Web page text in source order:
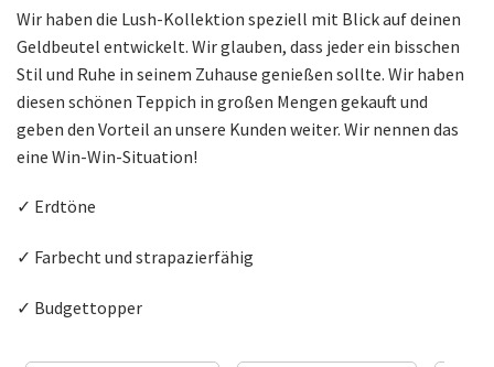
Wir haben die Lush-Kollektion speziell mit Blick auf deinen
Geldbeutel entwickelt. Wir glauben, dass jeder ein bisschen
Stil und Ruhe in seinem Zuhause genießen sollte. Wir haben
diesen schönen Teppich in großen Mengen gekauft und
geben den Vorteil an unsere Kunden weiter. Wir nennen das
eine Win-Win-Situation!
✓ Erdtöne
✓ Farbecht und strapazierfähig
✓ Budgettopper